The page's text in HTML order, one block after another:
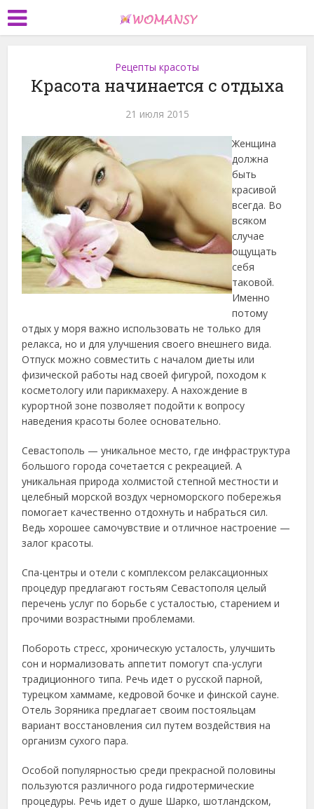
Рецепты красоты
Красота начинается с отдыха
21 июля 2015
Женщина
должна
быть
красивой
всегда. Во
всяком
случае
ощущать
себя
таковой.
Именно
потому
отдых у моря важно использовать не только для
релакса, но и для улучшения своего внешнего вида.
Отпуск можно совместить с началом диеты или
физической работы над своей фигурой, походом к
косметологу или парикмахеру. А нахождение в
курортной зоне позволяет подойти к вопросу
наведения красоты более основательно.
Севастополь — уникальное место, где инфраструктура
большого города сочетается с рекреацией. А
уникальная природа холмистой степной местности и
целебный морской воздух черноморского побережья
помогает качественно отдохнуть и набраться сил.
Ведь хорошее самочувствие и отличное настроение —
залог красоты.
Спа-центры и отели с комплексом релаксационных
процедур предлагают гостьям Севастополя целый
перечень услуг по борьбе с усталостью, старением и
прочими возрастными проблемами.
Побороть стресс, хроническую усталость, улучшить
сон и нормализовать аппетит помогут спа-услуги
традиционного типа. Речь идет о русской парной,
турецком хаммаме, кедровой бочке и финской сауне.
Отель Зоряника предлагает своим постояльцам
вариант восстановления сил путем воздействия на
организм сухого пара.
Особой популярностью среди прекрасной половины
пользуются различного рода гидротермические
процедуры. Речь идет о душе Шарко, шотландском,